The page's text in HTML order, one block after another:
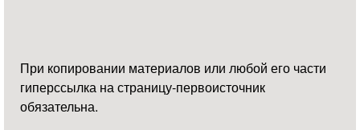
При копировании материалов или любой его части
гиперссылка на страницу-первоисточник
обязательна.